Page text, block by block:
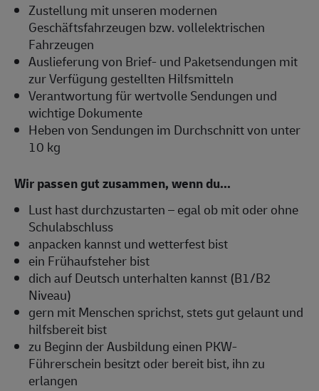
Zustellung mit unseren modernen
Geschäftsfahrzeugen bzw. vollelektrischen
Fahrzeugen
Auslieferung von Brief- und Paketsendungen mit
zur Verfügung gestellten Hilfsmitteln
Verantwortung für wertvolle Sendungen und
wichtige Dokumente
Heben von Sendungen im Durchschnitt von unter
10 kg
Wir passen gut zusammen, wenn du...
Lust hast durchzustarten – egal ob mit oder ohne
Schulabschluss
anpacken kannst und wetterfest bist
ein Frühaufsteher bist
dich auf Deutsch unterhalten kannst (B1/B2
Niveau)
gern mit Menschen sprichst, stets gut gelaunt und
hilfsbereit bist
zu Beginn der Ausbildung einen PKW-
Führerschein besitzt oder bereit bist, ihn zu
erlangen